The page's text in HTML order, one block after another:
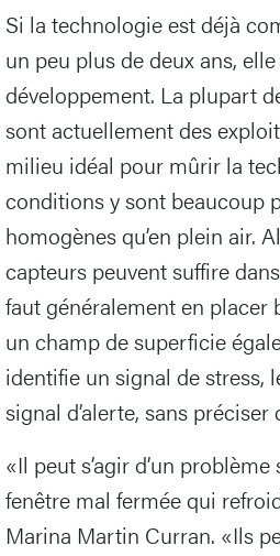
Si la technologie est déjà
un peu plus de deux ans,
développement. La plupart
sont actuellement des
milieu idéal pour mûrir la
conditions y sont beaucoup
homogènes qu’en plein air.
capteurs peuvent suffire
faut généralement en placer
un champ de superficie
identifie un signal de stress,
signal d’alerte, sans
«Il peut s’agir d’un
fenêtre mal fermée qui
Marina Martin Curran. «Ils